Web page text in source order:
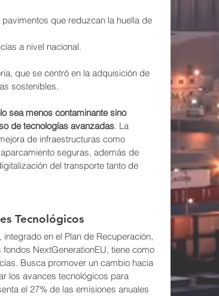
que reduzcan la huella de
a nivel nacional.
que se centró en la adquisición de
sostenibles.
sea menos contaminante sino
de tecnologías avanzadas. La
de infraestructuras como
seguras, además de
del transporte tanto de
Tecnológicos
en el Plan de Recuperación,
NextGenerationEU, tiene como
Busca promover un cambio hacia
los avances tecnológicos para
el 27% de las emisiones anuales